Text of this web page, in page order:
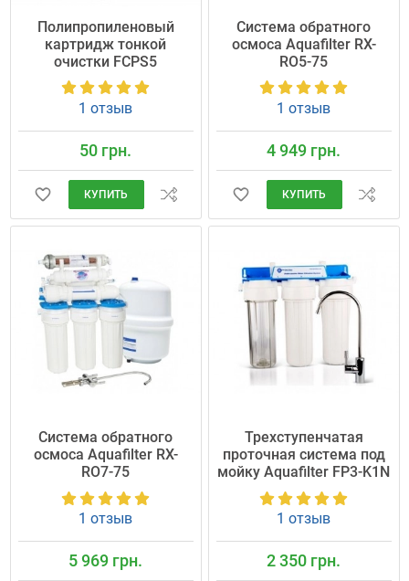
Полипропиленовый
картридж тонкой
очистки FCPS5
1 отзыв
50 грн.
КУПИТЬ
Система обратного
осмоса Aquafilter RX-
RO5-75
1 отзыв
4 949 грн.
КУПИТЬ
Система обратного
осмоса Aquafilter RX-
RO7-75
1 отзыв
5 969 грн.
Трехступенчатая
проточная система под
мойку Aquafilter FP3-K1N
1 отзыв
2 350 грн.